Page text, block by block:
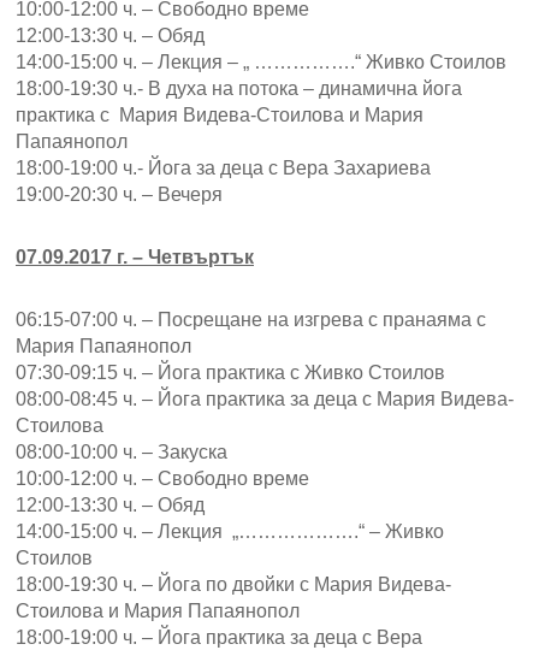
10:00-12:00 ч. – Свободно време
12:00-13:30 ч. – Обяд
14:00-15:00 ч. – Лекция – „ …………….“ Живко Стоилов
18:00-19:30 ч.- В духа на потока – динамична йога
практика с Мария Видева-Стоилова и Мария
Папаянопол
18:00-19:00 ч.- Йога за деца с Вера Захариева
19:00-20:30 ч. – Вечеря
07.09.2017 г. – Четвъртък
06:15-07:00 ч. – Посрещане на изгрева с пранаяма с
Мария Папаянопол
07:30-09:15 ч. – Йога практика с Живко Стоилов
08:00-08:45 ч. – Йога практика за деца с Мария Видева-
Стоилова
08:00-10:00 ч. – Закуска
10:00-12:00 ч. – Свободно време
12:00-13:30 ч. – Обяд
14:00-15:00 ч. – Лекция „……………….“ – Живко
Стоилов
18:00-19:30 ч. – Йога по двойки с Мария Видева-
Стоилова и Мария Папаянопол
18:00-19:00 ч. – Йога практика за деца с Вера